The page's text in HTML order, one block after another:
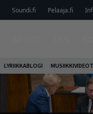
Soundi.fi Pelaaja.fi
LYRIIKKABLOGI MUSIIKKIVIDEOT